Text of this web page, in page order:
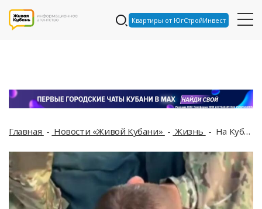
Квартиры от ЮгСтройИнвест
Главная Новости «Живой Кубани» Жизнь На Кубани ФСБ задержала священника, склонявшего прихожан к терроризму